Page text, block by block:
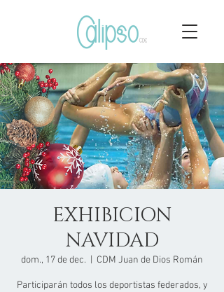
EXHIBICION
NAVIDAD
dom., 17 de dec. CDM Juan de Dios Román
Participarán todos los deportistas federados, y